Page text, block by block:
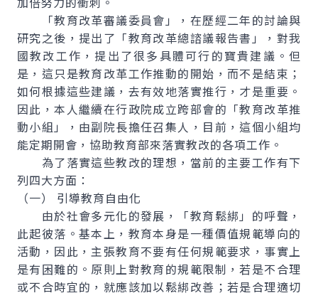
「教育改革審議委員會」，在歷經二年的討論與
研究之後，提出了「教育改革總諮議報告書」，對我
國教改工作，提出了很多具體可行的寶貴建議。但
是，這只是教育改革工作推動的開始，而不是結束；
如何根據這些建議，去有效地落實推行，才是重要。
因此，本人繼續在行政院成立跨部會的「教育改革推
動小組」，由副院長擔任召集人，目前，這個小組均
能定期開會，協助教育部來落實教改的各項工作。
為了落實這些教改的理想，當前的主要工作有下
列四大方面：
（一） 引導教育自由化
由於社會多元化的發展，「教育鬆綁」的呼聲，
此起彼落。基本上，教育本身是一種價值規範導向的
活動，因此，主張教育不要有任何規範要求，事實上
是有困難的。原則上對教育的規範限制，若是不合理
或不合時宜的，就應該加以鬆綁改善；若是合理適切